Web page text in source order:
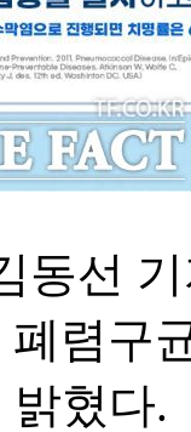
동선
렴구
밝혔다.